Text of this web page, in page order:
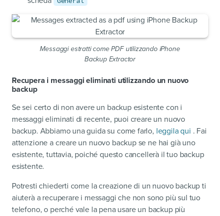
Messaggi estratti come PDF utilizzando iPhone
Backup Extractor
Recupera i messaggi eliminati utilizzando un nuovo
backup
Se sei certo di non avere un backup esistente con i
messaggi eliminati di recente, puoi creare un nuovo
backup. Abbiamo una guida su come farlo, leggila qui . Fai
attenzione a creare un nuovo backup se ne hai già uno
esistente, tuttavia, poiché questo cancellerà il tuo backup
esistente.
Potresti chiederti come la creazione di un nuovo backup ti
aiuterà a recuperare i messaggi che non sono più sul tuo
telefono, o perché vale la pena usare un backup più